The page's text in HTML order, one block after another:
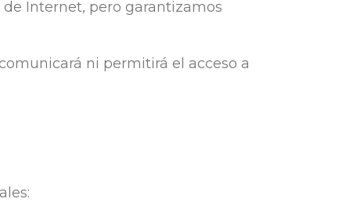
Internet, pero garantizamos
ni permitirá el acceso a